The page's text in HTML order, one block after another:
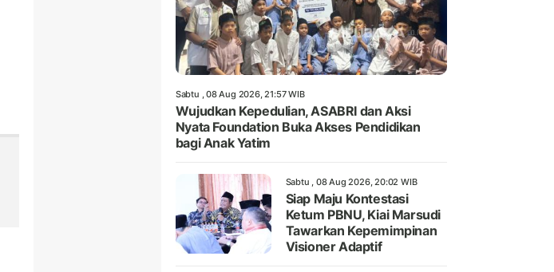
Sabtu , 08 Aug 2026, 21:57 WIB
Wujudkan Kepedulian, ASABRI dan Aksi
Nyata Foundation Buka Akses Pendidikan
bagi Anak Yatim
Sabtu , 08 Aug 2026, 20:02 WIB
Siap Maju Kontestasi
Ketum PBNU, Kiai Marsudi
Tawarkan Kepemimpinan
Visioner Adaptif